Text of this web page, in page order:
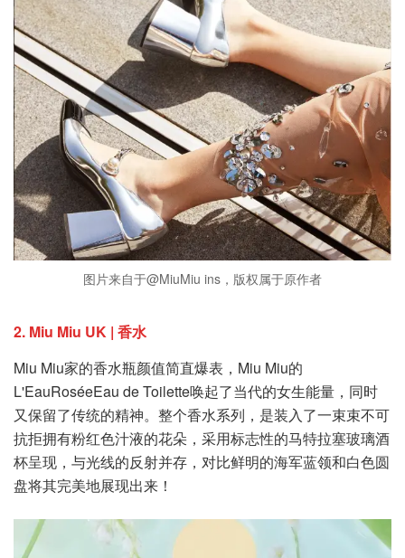
图片来自于@MiuMiu ins，版权属于原作者
2. Miu Miu UK | 香水
Miu Miu家的香水瓶颜值简直爆表，Miu Miu的
L'EauRoséeEau de Toilette唤起了当代的女生能量，同时
又保留了传统的精神。整个香水系列，是装入了一束束不可
抗拒拥有粉红色汁液的花朵，采用标志性的马特拉塞玻璃酒
杯呈现，与光线的反射并存，对比鲜明的海军蓝领和白色圆
盘将其完美地展现出来！